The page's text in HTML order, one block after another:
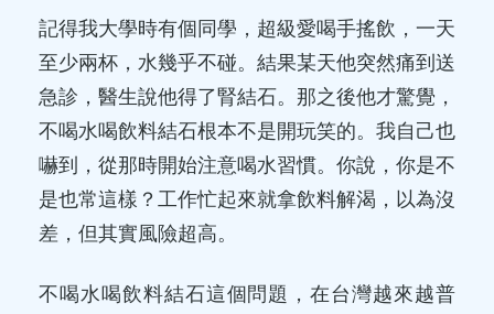
記得我大學時有個同學，超級愛喝手搖飲，一天
至少兩杯，水幾乎不碰。結果某天他突然痛到送
急診，醫生說他得了腎結石。那之後他才驚覺，
不喝水喝飲料結石根本不是開玩笑的。我自己也
嚇到，從那時開始注意喝水習慣。你說，你是不
是也常這樣？工作忙起來就拿飲料解渴，以為沒
差，但其實風險超高。
不喝水喝飲料結石這個問題，在台灣越來越普